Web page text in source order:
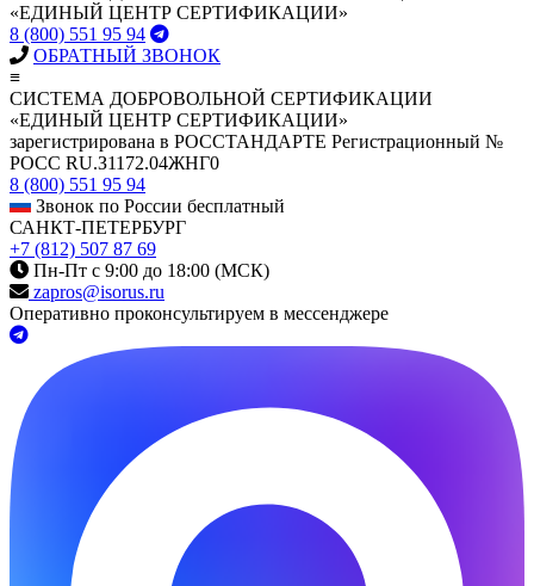
«ЕДИНЫЙ ЦЕНТР СЕРТИФИКАЦИИ»
8 (800) 551 95 94
ОБРАТНЫЙ ЗВОНОК
≡
СИСТЕМА ДОБРОВОЛЬНОЙ СЕРТИФИКАЦИИ
«ЕДИНЫЙ ЦЕНТР СЕРТИФИКАЦИИ»
зарегистрирована в РОССТАНДАРТЕ Регистрационный №
РОСС RU.З1172.04ЖНГ0
8 (800) 551 95 94
Звонок по России бесплатный
САНКТ-ПЕТЕРБУРГ
+7 (812) 507 87 69
Пн-Пт с 9:00 до 18:00 (МСК)
zapros@isorus.ru
Оперативно проконсультируем в мессенджере